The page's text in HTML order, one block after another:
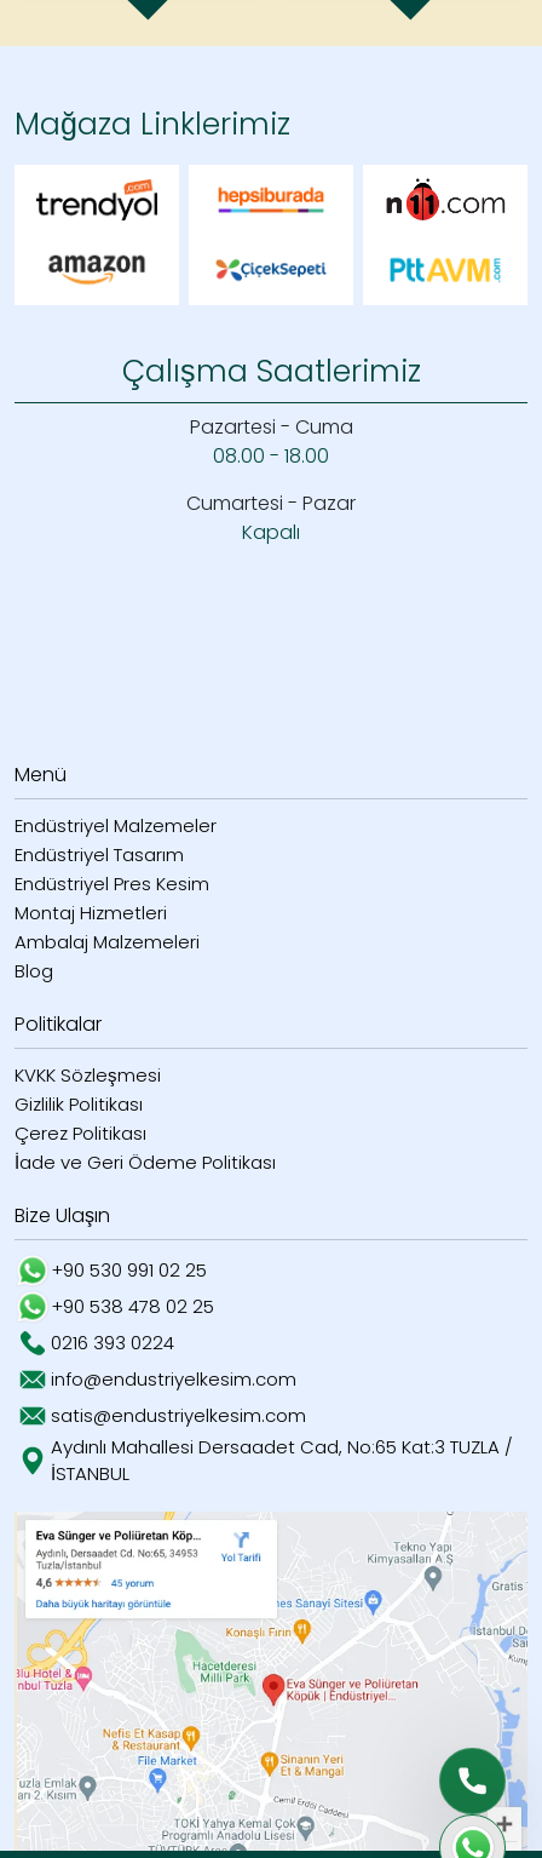
Mağaza Linklerimiz
Çalışma Saatlerimiz
Pazartesi - Cuma
08.00 - 18.00
Cumartesi - Pazar
Kapalı
Menü
Endüstriyel Malzemeler
Endüstriyel Tasarım
Endüstriyel Pres Kesim
Montaj Hizmetleri
Ambalaj Malzemeleri
Blog
Politikalar
KVKK Sözleşmesi
Gizlilik Politikası
Çerez Politikası
İade ve Geri Ödeme Politikası
Bize Ulaşın
+90 530 991 02 25
+90 538 478 02 25
0216 393 0224
info@endustriyelkesim.com
satis@endustriyelkesim.com
Aydınlı Mahallesi Dersaadet Cad, No:65 Kat:3 TUZLA /
İSTANBUL